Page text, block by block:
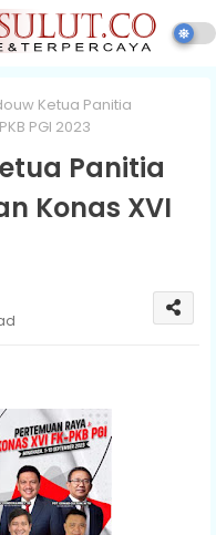
Ketua Panitia
PGI 2023
Panitia
Konas XVI